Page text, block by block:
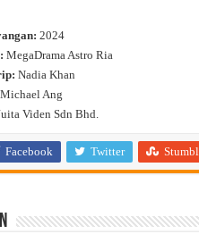
2024
MegaDrama Astro Ria
Nadia Khan
Michael Ang
Viden Sdn Bhd.
Facebook Twitter